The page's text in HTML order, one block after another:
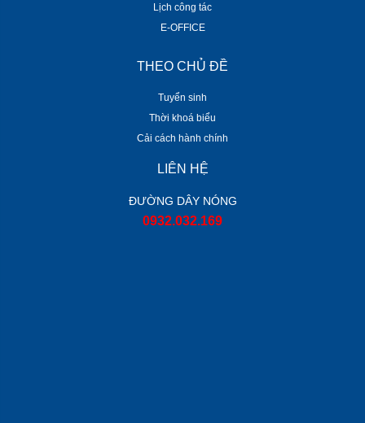
Lịch công tác
E-OFFICE
THEO CHỦ ĐỀ
Tuyển sinh
Thời khoá biểu
Cải cách hành chính
LIÊN HỆ
ĐƯỜNG DÂY NÓNG
0932.032.169